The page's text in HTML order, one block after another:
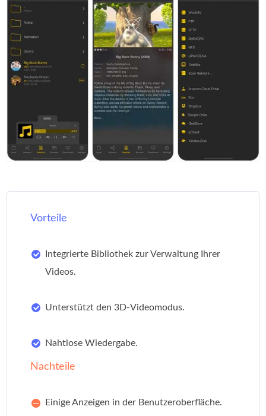
Vorteile
Integrierte Bibliothek zur Verwaltung Ihrer
Videos.
Unterstützt den 3D-Videomodus.
Nahtlose Wiedergabe.
Nachteile
Einige Anzeigen in der Benutzeroberfläche.